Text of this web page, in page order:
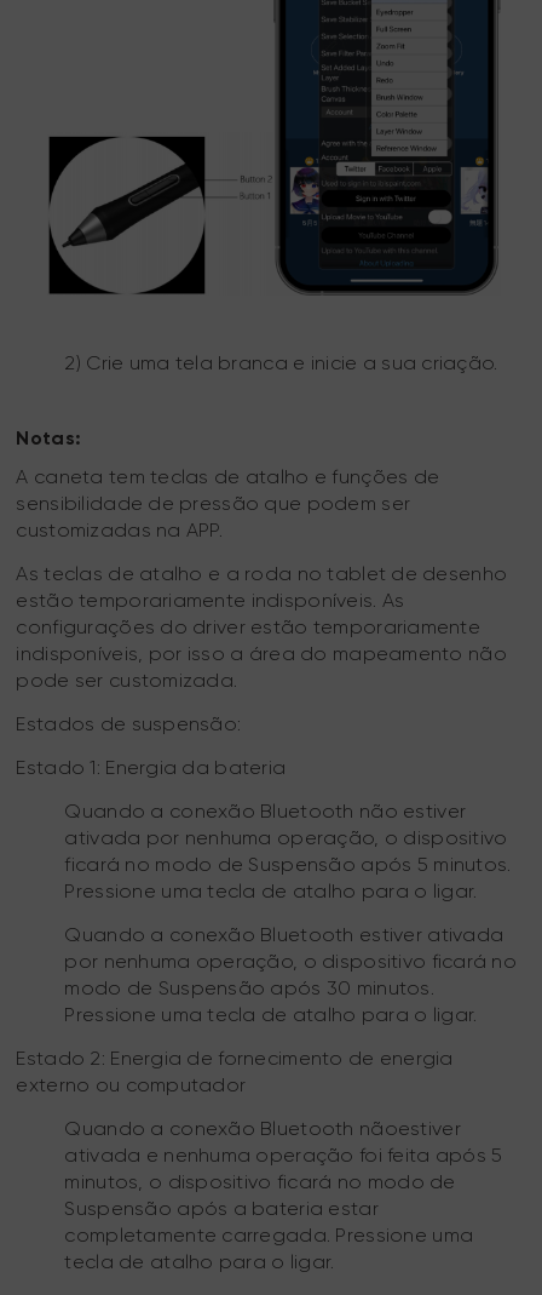
2) Crie uma tela branca e inicie a sua criação.
Notas:
A caneta tem teclas de atalho e funções de
sensibilidade de pressão que podem ser
customizadas na APP.
As teclas de atalho e a roda no tablet de desenho
estão temporariamente indisponíveis. As
configurações do driver estão temporariamente
indisponíveis, por isso a área do mapeamento não
pode ser customizada.
Estados de suspensão:
Estado 1: Energia da bateria
Quando a conexão Bluetooth não estiver
ativada por nenhuma operação, o dispositivo
ficará no modo de Suspensão após 5 minutos.
Pressione uma tecla de atalho para o ligar.
Quando a conexão Bluetooth estiver ativada
por nenhuma operação, o dispositivo ficará no
modo de Suspensão após 30 minutos.
Pressione uma tecla de atalho para o ligar.
Estado 2: Energia de fornecimento de energia
externo ou computador
Quando a conexão Bluetooth nãoestiver
ativada e nenhuma operação foi feita após 5
minutos, o dispositivo ficará no modo de
Suspensão após a bateria estar
completamente carregada. Pressione uma
tecla de atalho para o ligar.